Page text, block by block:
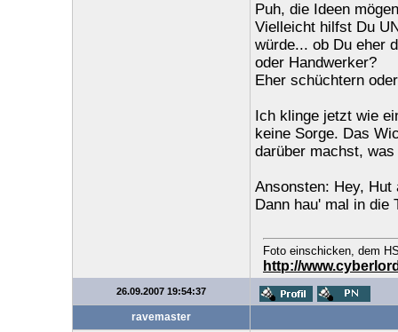
Puh, die Ideen
Vielleicht hilfst Du
würde... ob Du eher
oder Handwerker?
Eher schüchtern
Ich klinge jetzt wie
keine Sorge. Das
darüber machst,
Ansonsten: Hey,
Dann hau' mal in die
Foto einschicken, dem
http://
26.09.2007 19:54:37
ravemaster